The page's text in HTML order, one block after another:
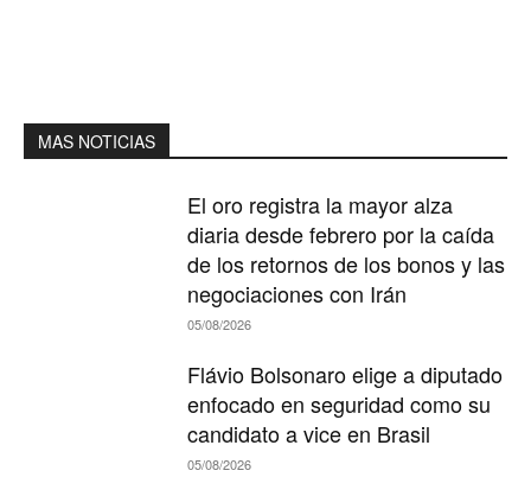
MAS NOTICIAS
El oro registra la mayor alza
diaria desde febrero por la caída
de los retornos de los bonos y las
negociaciones con Irán
05/08/2026
Flávio Bolsonaro elige a diputado
enfocado en seguridad como su
candidato a vice en Brasil
05/08/2026